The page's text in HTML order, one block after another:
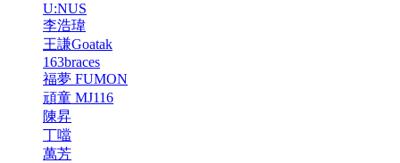
U:NUS
李浩瑋
王謙Goatak
163braces
福夢 FUMON
頑童 MJ116
陳昇
丁噹
萬芳